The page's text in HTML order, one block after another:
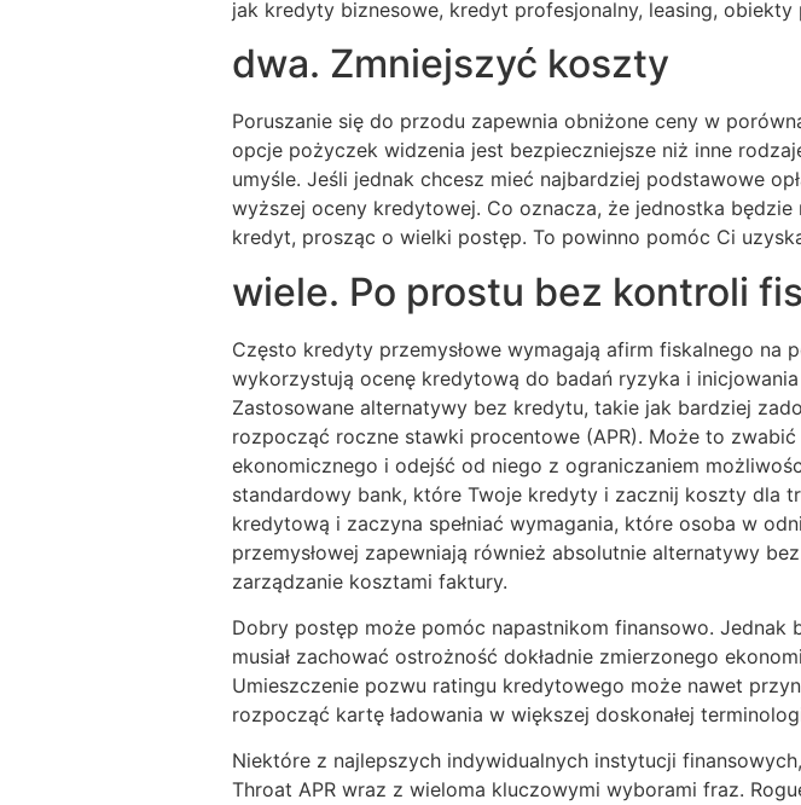
jak kredyty biznesowe, kredyt profesjonalny, leasing,
dwa. Zmniejszyć koszty
Poruszanie się do przodu zapewnia obniżone ceny w
opcje pożyczek widzenia jest bezpieczniejsze niż inne
umyśle. Jeśli jednak chcesz mieć najbardziej podstawowe
wyższej oceny kredytowej. Co oznacza, że ​​jednostka
kredyt, prosząc o wielki postęp. To powinno pomóc Ci
wiele. Po prostu bez kontroli
Często kredyty przemysłowe wymagają afirm fiskalnego
wykorzystują ocenę kredytową do badań ryzyka i
Zastosowane alternatywy bez kredytu, takie jak bardziej
rozpocząć roczne stawki procentowe (APR). Może to
ekonomicznego i odejść od niego z ograniczaniem
standardowy bank, które Twoje kredyty i zacznij koszty dla
kredytową i zaczyna spełniać wymagania, które osoba w
przemysłowej zapewniają również absolutnie alternatywy
zarządzanie kosztami faktury.
Dobry postęp może pomóc napastnikom finansowo.
musiał zachować ostrożność dokładnie zmierzonego
Umieszczenie pozwu ratingu kredytowego może nawet
rozpocząć kartę ładowania w większej doskonałej
Niektóre z najlepszych indywidualnych instytucji
Throat APR wraz z wieloma kluczowymi wyborami fraz.